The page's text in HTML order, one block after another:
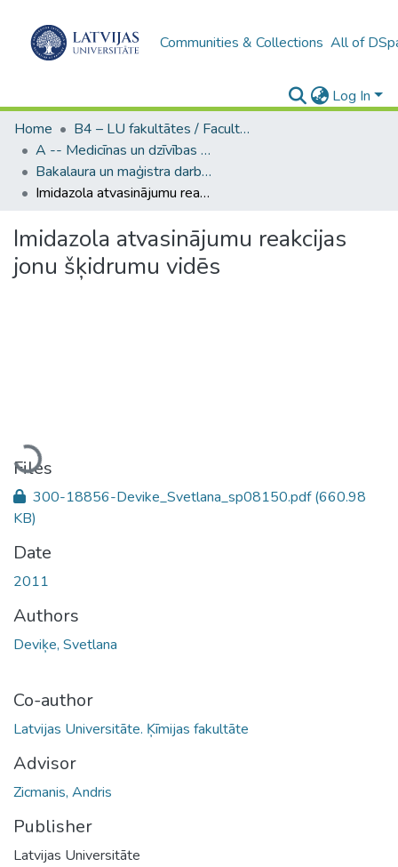
Communities & Collections All of
Log In
Home
B4 – LU fakultātes / Faculties of the UL
A -- Medicīnas un dzīvības zinātņu fakultāte / Faculty of Medicine and Life Sciences
Bakalaura un maģistra darbi (MDZF) / Bachelor's and Master's theses
Imidazola atvasinājumu reakcijas jonu šķidrumu vidēs
Imidazola atvasinājumu reakcijas
jonu šķidrumu vidēs
Loading...
Files
300-18856-Devike_Svetlana_sp08150.pdf(660.98
KB)
Date
2011
Authors
Deviķe, Svetlana
Co-author
Latvijas Universitāte. Ķīmijas fakultāte
Advisor
Zicmanis, Andris
Publisher
Latvijas Universitāte